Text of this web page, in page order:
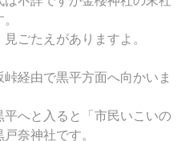
ごたえがありますよ。
経由で黒平方面へ向かいま
へと入ると「市民いこいの
奈神社です。